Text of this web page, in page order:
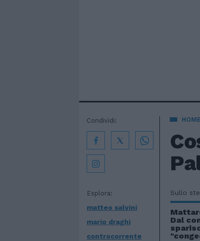
Esplora:
matteo salvini
mario draghi
controcorrente
Condividi:
Sullo
Dal